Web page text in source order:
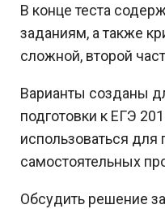
В конце теста
заданиям, а также
сложной, второй
Варианты созданы
подготовки к ЕГЭ
использоваться для
самостоятельных
Обсудить решение